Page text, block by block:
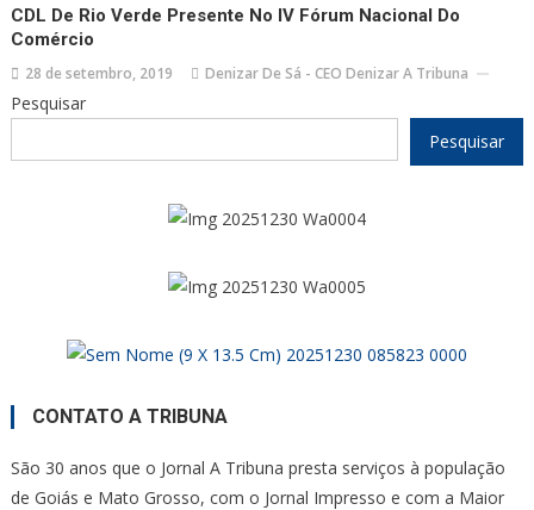
CDL De Rio Verde Presente No IV Fórum Nacional Do
Comércio
28 de setembro, 2019 Denizar De Sá - CEO Denizar A Tribuna
Pesquisar
Pesquisar
CONTATO A TRIBUNA
São 30 anos que o Jornal A Tribuna presta serviços à população
de Goiás e Mato Grosso, com o Jornal Impresso e com a Maior